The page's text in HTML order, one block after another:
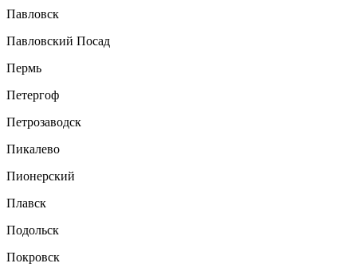
Павловск
Павловский Посад
Пермь
Петергоф
Петрозаводск
Пикалево
Пионерский
Плавск
Подольск
Покровск